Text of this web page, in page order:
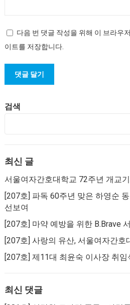
다음 번 댓글 작성을 위해 이 브라우
이트를 저장합니다.
검색
최신 글
서울여자간호대학교 72주년 개교
[207호] 파독 60주년 맞은 하영순
선보여
[207호] 마약 예방을 위한 B.Brave
[207호] 사랑의 유산, 서울여자간호
[207호] 제11대 최윤숙 이사장 취임
최신 댓글